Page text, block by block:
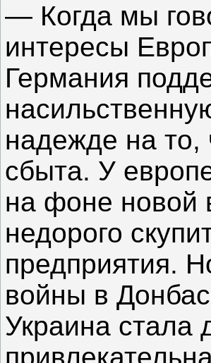
— Когда мы
интересы
Германия
надежде на то,
сбыта. У
на фоне новой
недорого
предприятия.
войны в
Украина стала